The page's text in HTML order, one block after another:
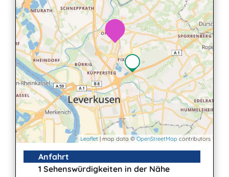
Leaflet| map data ©OpenStreetMap contributors
Anfahrt
1 Sehenswürdigkeiten in der Nähe